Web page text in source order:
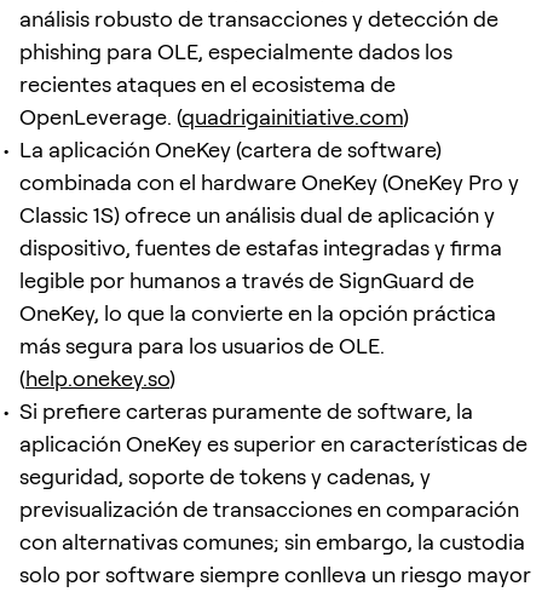
análisis robusto de transacciones y detección de
phishing para OLE, especialmente dados los
recientes ataques en el ecosistema de
OpenLeverage. (quadrigainitiative.com)
La aplicación OneKey (cartera de software)
combinada con el hardware OneKey (OneKey Pro y
Classic 1S) ofrece un análisis dual de aplicación y
dispositivo, fuentes de estafas integradas y firma
legible por humanos a través de SignGuard de
OneKey, lo que la convierte en la opción práctica
más segura para los usuarios de OLE.
(help.onekey.so)
Si prefiere carteras puramente de software, la
aplicación OneKey es superior en características de
seguridad, soporte de tokens y cadenas, y
previsualización de transacciones en comparación
con alternativas comunes; sin embargo, la custodia
solo por software siempre conlleva un riesgo mayor